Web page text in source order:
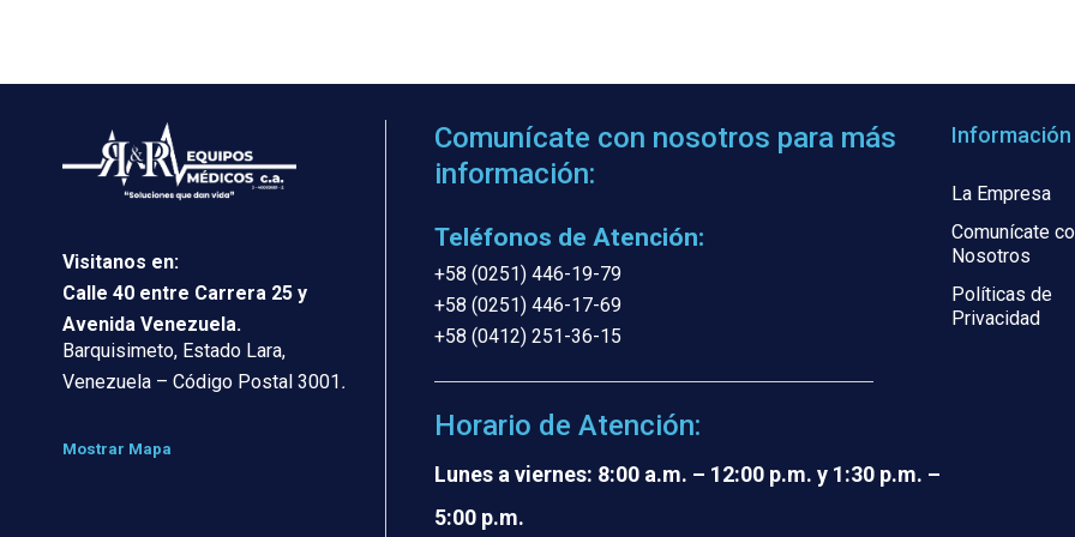
Visitanos en:
Calle 40 entre Carrera 25 y
Avenida Venezuela.
Barquisimeto, Estado Lara,
Venezuela – Código Postal 3001 .
Mostrar Mapa
Comunícate con nosotros para más
información:
Teléfonos de Atención:
+58 (0251) 446-19-79
+58 (0251) 446-17-69
+58 (0412) 251-36-15
Horario de Atención:
Lunes a viernes: 8:00 a.m. – 12:00 p.m. y 1:30 p.m. –
5:00 p.m.
Información
La Empresa
Comunícate
Nosotros
Políticas de
Privacidad